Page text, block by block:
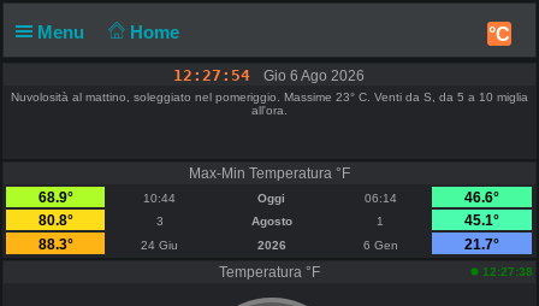
Menu Home °C
12:27:54 Gio 6 Ago 2026
Nuvolosità al mattino, soleggiato nel pomeriggio. Massime 23° C. Venti da S, da 5 a 10 miglia
all'ora.
Max-Min Temperatura °F
68.9°
10:44 Oggi 06:14
46.6°
80.8°
3 Agosto 1
45.1°
88.3°
24 Giu 2026 6 Gen
21.7°
Temperatura °F
12:27:38